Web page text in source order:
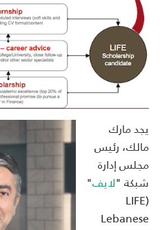
يجد مارك
مالك، رئيس
مجلس إدارة
شبكة "لايف"
(LIFE
Lebanese